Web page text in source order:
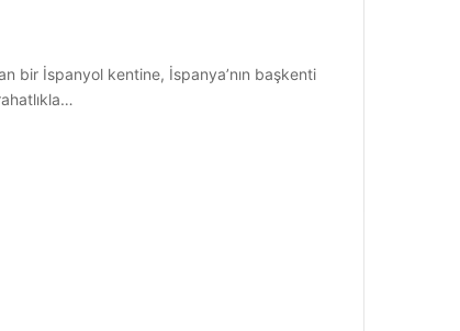
bir İspanyol kentine, İspanya’nın başkenti